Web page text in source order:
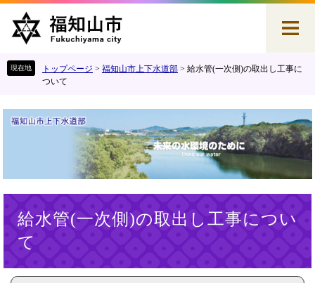
す
し
トップページ > 福知山市上下水道部 > 給水管(一次側)の取出し工事に
ついて
給水管(一次側)の取出し工事につい
て